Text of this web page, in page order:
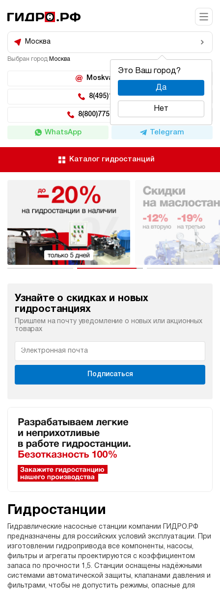
Москва
Это Ваш город?
Да
Нет
Выбран город Москва
Moskva@hidro.ru
8(495)150-04-62
8(800)775-04-62 доб 2
WhatsApp Telegram
Каталог гидростанций
Узнайте о скидках и новых
гидростанциях
Пришлем на почту уведомление о новых или акционных
товарах
Подписаться
Гидростанции
Гидравлические насосные станции компании ГИДРО.РФ
предназначены для российских условий эксплуатации. При
изготовлении гидропривода все компоненты, насосы,
фильтры и агрегаты проектируются с коэффициентом
запаса по прочности 1,5. Станции оснащены надёжными
системами автоматической защиты, клапанами давления и
фильтрами, чтобы не допустить режимы, опасные для